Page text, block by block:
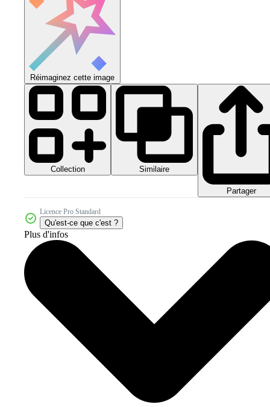
Réimaginez cette image
Collection Similaire
Partager
Licence Pro Standard
Qu'est-ce que c'est ?
Plus d'infos